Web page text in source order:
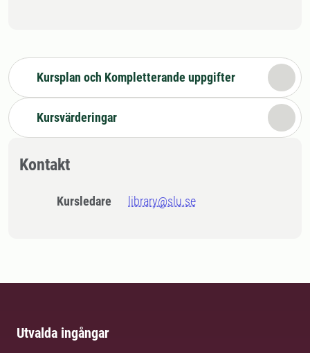
Kursplan och Kompletterande uppgifter
Kursvärderingar
Kontakt
Kursledare library@slu.se
Utvalda ingångar